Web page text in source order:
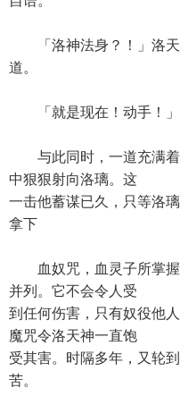
「洛神法身？！」洛天
道。
「就是现在！动手！」
与此同时，一道充满着
中狠狠射向洛璃。这
一击他蓄谋已久，只等洛
拿下
血奴咒，血灵子所掌握
并列。它不会令人受
到任何伤害，只有奴役他
魔咒令洛天神一直饱
受其害。时隔多年，又轮
苦。